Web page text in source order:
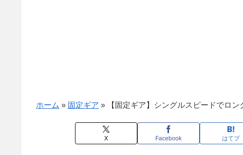
ホーム » 固定ギア » 【固定ギア】シングルスピードでロ
X Facebook はてブ